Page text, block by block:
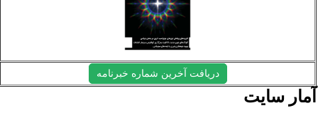
دریافت آخرین شماره خبرنامه
سایت